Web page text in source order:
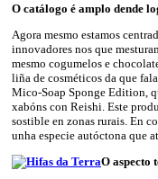
O catálogo é amplo dende
Agora mesmo estamos
innovadores nos que
mesmo cogumelos e
liña de cosméticos da que
Mico-Soap Sponge Edition,
xabóns con Reishi. Este
sostible en zonas rurais. En
unha especie autóctona que
O aspecto